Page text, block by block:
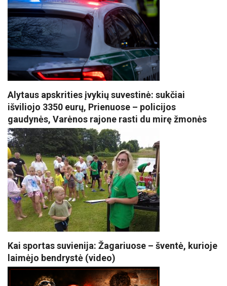
Alytaus apskrities įvykių suvestinė: sukčiai
išviliojo 3350 eurų, Prienuose – policijos
gaudynės, Varėnos rajone rasti du mirę žmonės
Kai sportas suvienija: Žagariuose – šventė, kurioje
laimėjo bendrystė (video)